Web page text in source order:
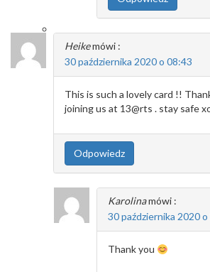
Heikemówi :
30 października 2020 o 08:43
This is such a lovely card !!
joining us at 13@rts . stay safe
Odpowiedz
Karolinamówi :
30 października 2020
Thank you